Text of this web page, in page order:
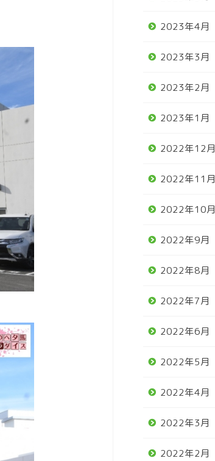
2023年4月
2023年3月
2023年2月
2023年1月
2022年12月
2022年11月
2022年10月
2022年9月
2022年8月
2022年7月
2022年6月
2022年5月
2022年4月
2022年3月
2022年2月